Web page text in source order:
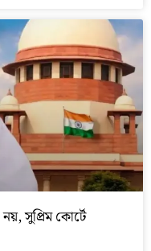
সুপ্রিম কোর্টে